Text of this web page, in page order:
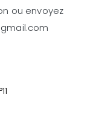
ou envoyez